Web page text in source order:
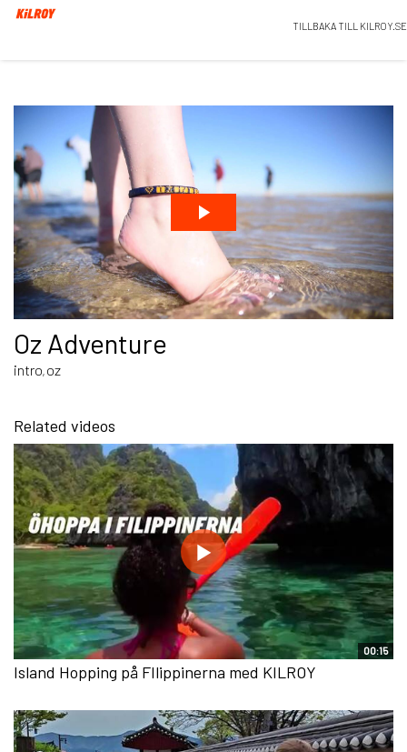
TILLBAKA TILL KILROY.SE
Oz Adventure
intro, oz
Related videos
00:15
Island Hopping på FIlippinerna med KILROY